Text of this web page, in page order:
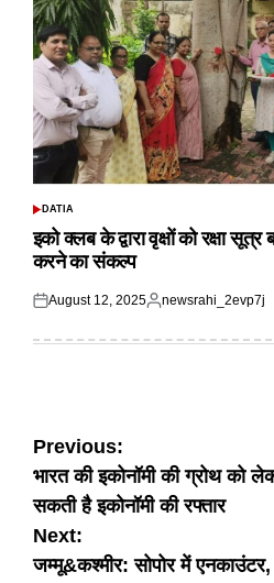
POSTED
DATIA
इको क्लब के द्वारा वृक्षों को रक्षा सूत्र
करने का संकल्प
Posted
August 12, 2025
Posted
newsrahi_2evp7j
Post
navigation
Previous:
भारत की इकोनॉमी की ग्रोथ को
सकती है इकोनॉमी की रफ्तार
Next:
जम्मू&कश्मीर: सोपोर में एनकाउंटर,